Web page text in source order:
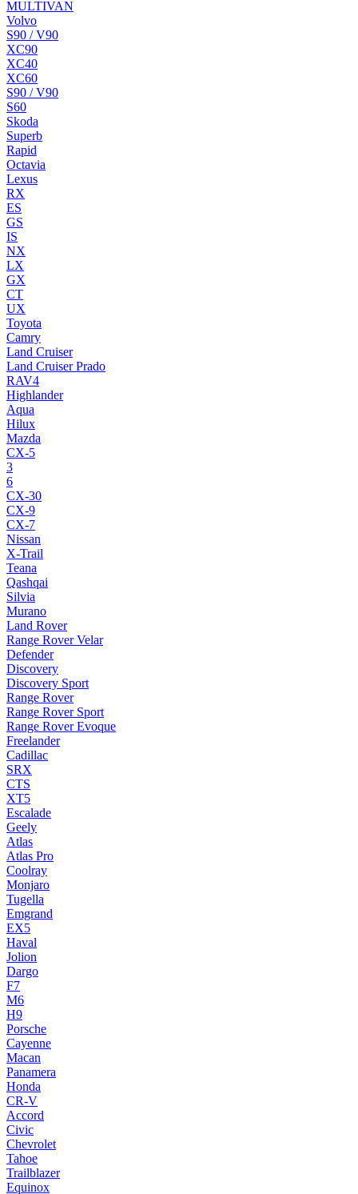
MULTIVAN
Volvo
S90 / V90
XC90
XC40
XC60
S90 / V90
S60
Skoda
Superb
Rapid
Octavia
Lexus
RX
ES
GS
IS
NX
LX
GX
CT
UX
Toyota
Camry
Land Cruiser
Land Cruiser Prado
RAV4
Highlander
Aqua
Hilux
Mazda
CX-5
3
6
CX-30
CX-9
CX-7
Nissan
X-Trail
Teana
Qashqai
Silvia
Murano
Land Rover
Range Rover Velar
Defender
Discovery
Discovery Sport
Range Rover
Range Rover Sport
Range Rover Evoque
Freelander
Cadillac
SRX
CTS
XT5
Escalade
Geely
Atlas
Atlas Pro
Coolray
Monjaro
Tugella
Emgrand
EX5
Haval
Jolion
Dargo
F7
M6
H9
Porsche
Cayenne
Macan
Panamera
Honda
CR-V
Accord
Civic
Chevrolet
Tahoe
Trailblazer
Equinox